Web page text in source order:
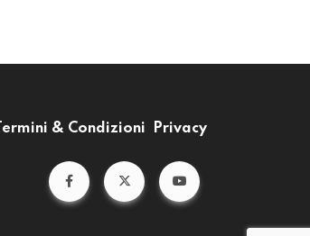
Termini & Condizioni Privacy